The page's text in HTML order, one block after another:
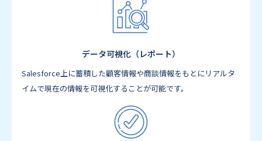
データ可視化（レポート）
Salesforce上に蓄積した顧客情報や商談情報をもとにリアルタ
イムで現在の情報を可視化することが可能です。